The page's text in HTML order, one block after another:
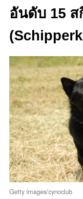
อันดับ 15 ส
Getty images/cynoclub